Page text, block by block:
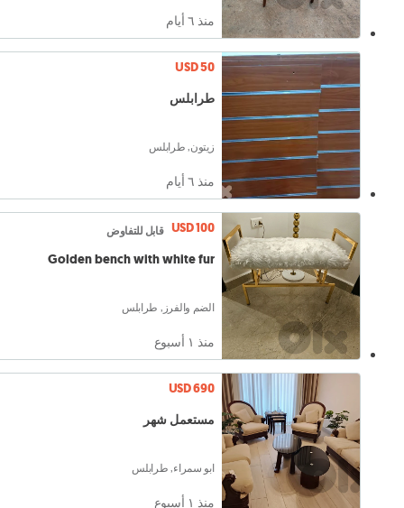
منذ ٦ أيام
USD 50
طرابلس
زيتون, طرابلس
منذ ٦ أيام
USD 100 قابل للتفاوض
Golden bench with white fur
الضم والفرز, طرابلس
منذ ١ أسبوع
USD 690
مستعمل شهر
ابو سمراء, طرابلس
منذ ١ أسبوع